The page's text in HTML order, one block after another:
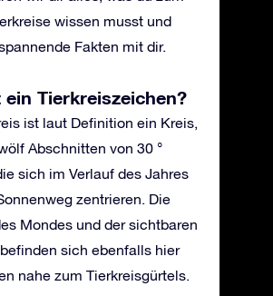
wissen musst und
Fakten mit dir.
ein Tierkreiszeichen?
ist laut Definition ein Kreis,
Abschnitten von 30 °
sich im Verlauf des Jahres
zentrieren. Die
Mondes und der sichtbaren
sich ebenfalls hier
nahe zum Tierkreisgürtels.